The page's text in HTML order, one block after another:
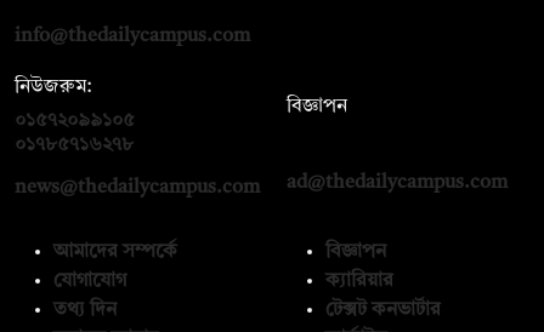
info@thedailycampus.com
নিউজরুম:
০১৫৭২০৯৯১০৫
০১৭৮৫৭১৬২৭৮
news@thedailycampus.com
বিজ্ঞাপন
ad@thedailycampus.com
আমাদের সম্পর্কে
যোগাযোগ
তথ্য দিন
বিজ্ঞাপন
ক্যারিয়ার
টেক্সট কনভার্টার